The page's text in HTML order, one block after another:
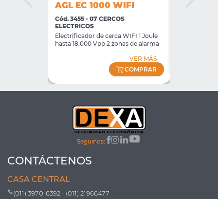
AGL EC 1000 WIFI
Cód. 3455 - 07 CERCOS
ELECTRICOS
Electrificador de cerca WIFI 1 Joule
hasta 18.000 Vpp 2 zonas de alarma
VER MÁS
COMPRAR
Seguinos:
CONTÁCTENOS
CASA CENTRAL
(011) 3970-6392 - (011) 21966477